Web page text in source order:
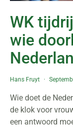
WK
wie
Hans Fruyt
Wie doet de
de klok voor
een antwoord